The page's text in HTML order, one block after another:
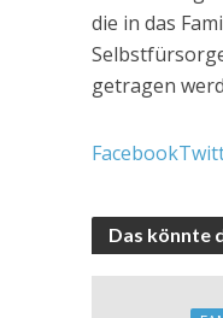
die in das
getragen
Facebook
Das könnte